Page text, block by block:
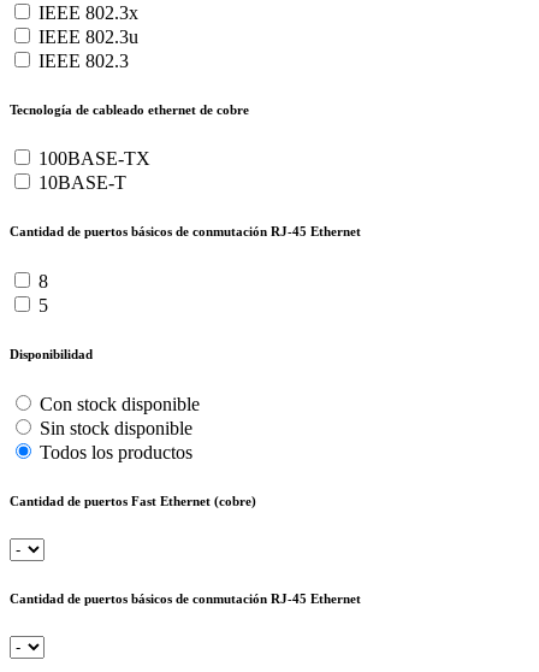
IEEE 802.3x
IEEE 802.3u
IEEE 802.3
Tecnología de cableado ethernet de cobre
100BASE-TX
10BASE-T
Cantidad de puertos básicos de conmutación RJ-45 Ethernet
8
5
Disponibilidad
Con stock disponible
Sin stock disponible
Todos los productos
Cantidad de puertos Fast Ethernet (cobre)
Cantidad de puertos básicos de conmutación RJ-45 Ethernet